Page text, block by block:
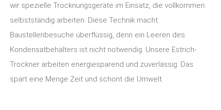
wir spezielle Trocknungsgeräte im Einsatz, die vollkommen
selbstständig arbeiten. Diese Technik macht
Baustellenbesuche überflüssig, denn ein Leeren des
Kondensatbehälters ist nicht notwendig. Unsere Estrich-
Trockner arbeiten energiesparend und zuverlässig. Das
spart eine Menge Zeit und schont die Umwelt.